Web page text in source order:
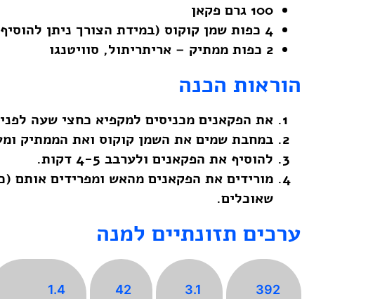
100 גרם פקאן
4 כפות שמן קוקוס (במידת הצורך ניתן להוסיף)
2 כפות ממתיק – אריתריתול, סוויטנגו
הוראות הכנה
את הפקאנים מכניסים למקפיא כחצי שעה
במחבת שמים את השמן קוקוס ואת הממתיק
להוסיף את הפקאנים ולערבב 4-5 דקות.
מורידים את הפקאנים מהאש ומפרידים אותם
שאוכלים.
ערכים תזונתיים למנה
392
3.1
42
1.4